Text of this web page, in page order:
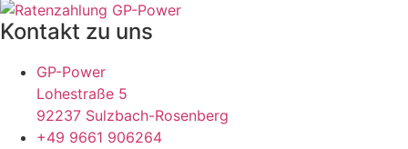
Kontakt zu uns
GP-Power
Lohestraße 5
92237 Sulzbach-Rosenberg
+49 9661 906264